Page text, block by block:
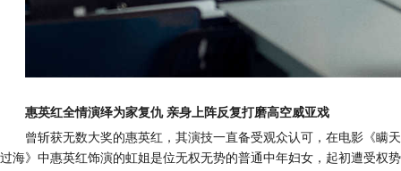
惠英红全情演绎为家复仇 亲身上阵反复打磨高空威亚戏
曾斩获无数大奖的惠英红，其演技一直备受观众认可 ， 在电影《瞒天
过海》中惠英红饰演的虹姐是位无权无势的普通中年妇女 ， 起初遭受权势